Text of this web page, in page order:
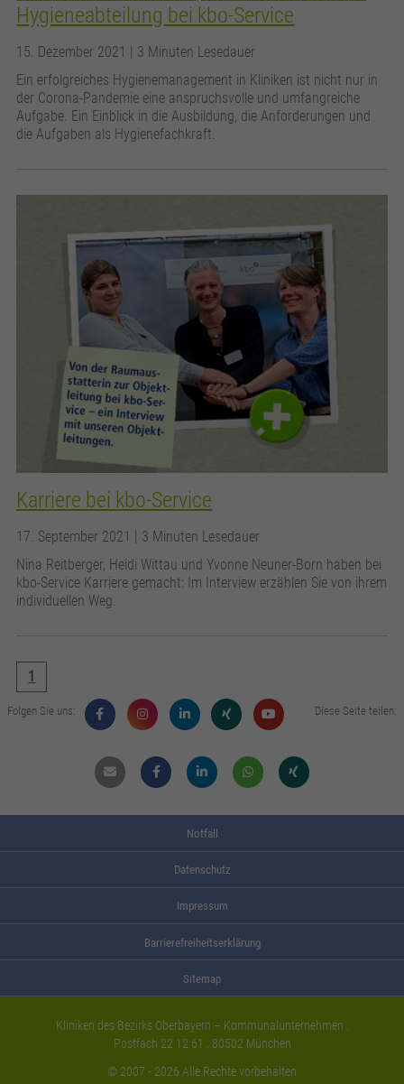
Hygieneabteilung bei kbo-Service
15. Dezember 2021 | 3 Minuten Lesedauer
Ein erfolgreiches Hygienemanagement in Kliniken ist nicht nur in
der Corona-Pandemie eine anspruchsvolle und umfangreiche
Aufgabe. Ein Einblick in die Ausbildung, die Anforderungen und
die Aufgaben als Hygienefachkraft.
Karriere bei kbo-Service
17. September 2021
| 3 Minuten Lesedauer
Nina Reitberger, Heidi Wittau und Yvonne Neuner-Born haben bei
kbo-Service Karriere gemacht: Im Interview erzählen Sie von ihrem
individuellen Weg.
1
Folgen Sie uns: Diese Seite teilen:
Mail FacebookLinkdin WhatsappXing
Notfall
Datenschutz
Impressum
Barrierefreiheitserklärung
Sitemap
Kliniken des Bezirks Oberbayern – Kommunalunternehmen .
Postfach 22 12 61 . 80502 München
© 2007 - 2026 Alle Rechte vorbehalten